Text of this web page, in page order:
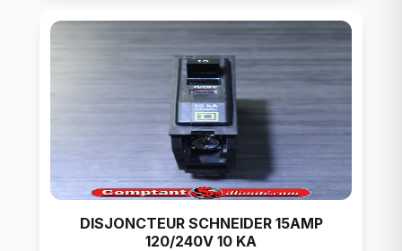
DISJONCTEUR SCHNEIDER 15AMP
120/240V 10 KA